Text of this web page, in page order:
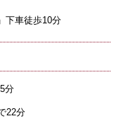
下車徒歩10分
分
22分